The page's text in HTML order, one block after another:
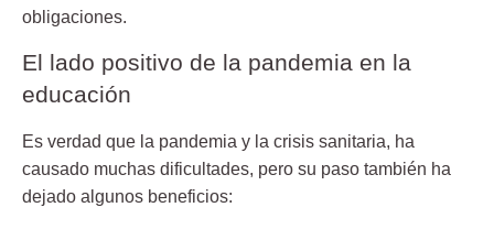
obligaciones.
El lado positivo de la pandemia en la
educación
Es verdad que la pandemia y la crisis sanitaria, ha
causado muchas dificultades, pero su paso también ha
dejado algunos beneficios: